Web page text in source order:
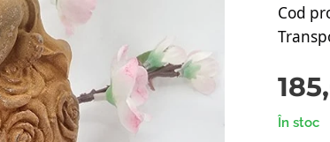
Cod
În stoc